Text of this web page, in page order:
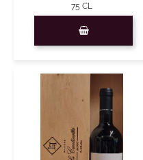
75 CL